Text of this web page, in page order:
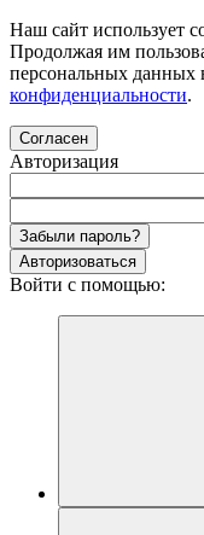
Наш сайт использует
Продолжая им
персональных данных
конфиденциальности.
Согласен
Авторизация
Забыли пароль?
Авторизоваться
Войти с помощью: